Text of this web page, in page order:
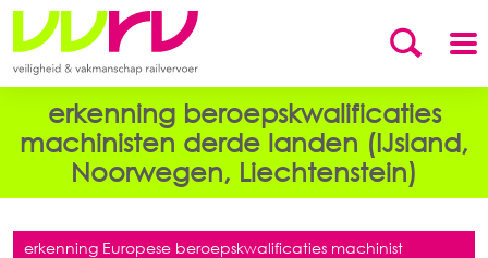
erkenning beroepskwalificaties
machinisten derde landen (IJsland,
Noorwegen, Liechtenstein)
erkenning Europese beroepskwalificaties machinist